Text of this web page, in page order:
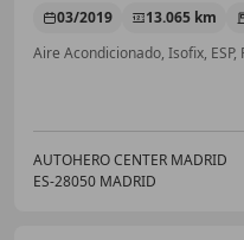
03/2019 13.065 km
AUTOHERO CENTER MADRID
ES-28050 MADRID